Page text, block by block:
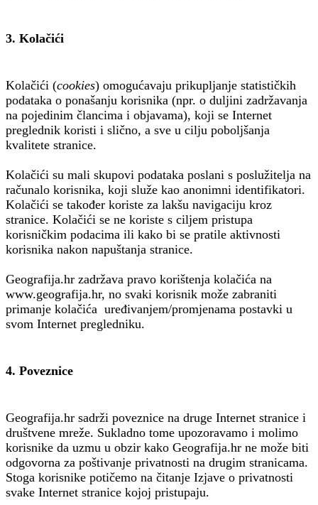
3. Kolačići
Kolačići (cookies) omogućavaju prikupljanje statističkih
podataka o ponašanju korisnika (npr. o duljini zadržavanja
na pojedinim člancima i objavama), koji se Internet
preglednik koristi i slično, a sve u cilju poboljšanja
kvalitete stranice.
Kolačići su mali skupovi podataka poslani s poslužitelja na
računalo korisnika, koji služe kao anonimni identifikatori.
Kolačići se također koriste za lakšu navigaciju kroz
stranice. Kolačići se ne koriste s ciljem pristupa
korisničkim podacima ili kako bi se pratile aktivnosti
korisnika nakon napuštanja stranice.
Geografija.hr zadržava pravo korištenja kolačića na
www.geografija.hr, no svaki korisnik može zabraniti
primanje kolačića uređivanjem/promjenama postavki u
svom Internet pregledniku.
4. Poveznice
Geografija.hr sadrži poveznice na druge Internet stranice i
društvene mreže. Sukladno tome upozoravamo i molimo
korisnike da uzmu u obzir kako Geografija.hr ne može biti
odgovorna za poštivanje privatnosti na drugim stranicama.
Stoga korisnike potičemo na čitanje Izjave o privatnosti
svake Internet stranice kojoj pristupaju.